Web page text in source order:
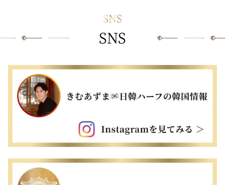
SNS
SNS